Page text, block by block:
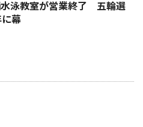
泳教室が営業終了 五輪選
幕